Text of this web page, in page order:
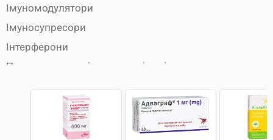
Імуномодулятори
Імуносупресори
Інтерферони
Препарати для підвищення імунітету
Протипухлинні препарати